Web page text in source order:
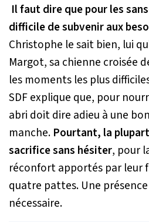
Il faut dire que pour les
difficile de subvenir aux
Christophe le sait bien, lui
Margot, sa chienne croisée
les moments les plus
SDF explique que, pour
abri doit dire adieu à une
manche. Pourtant, la
sacrifice sans hésiter, pour
réconfort apportés par leur
quatre pattes. Une
nécessaire.